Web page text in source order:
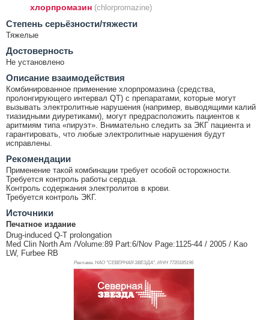
хлорпромазин (chlorpromazine)
Cтепень серьёзности/тяжести
Тяжелые
Достоверность
Не установлено
Описание взаимодействия
Комбинированное применение хлорпромазина (средства,
пролонгирующего интервал QT) с препаратами, которые могут
вызывать электролитные нарушения (например, выводящими калий
тиазидными диуретиками), могут предрасположить пациентов к
аритмиям типа «пируэт». Внимательно следить за ЭКГ пациента и
гарантировать, что любые электролитные нарушения будут
исправлены.
Рекомендации
Применение такой комбинации требует особой осторожности.
Требуется контроль работы сердца.
Контроль содержания электролитов в крови.
Требуется контроль ЭКГ.
Источники
Печатное издание
Drug-induced Q-T prolongation
Med Clin North Am /Volume:89 Part:6/Nov Page:1125-44 / 2005 / Kao
LW, Furbee RB
Реклама. НАО "СЕВЕРНАЯ ЗВЕЗДА", ИНН 7720185196